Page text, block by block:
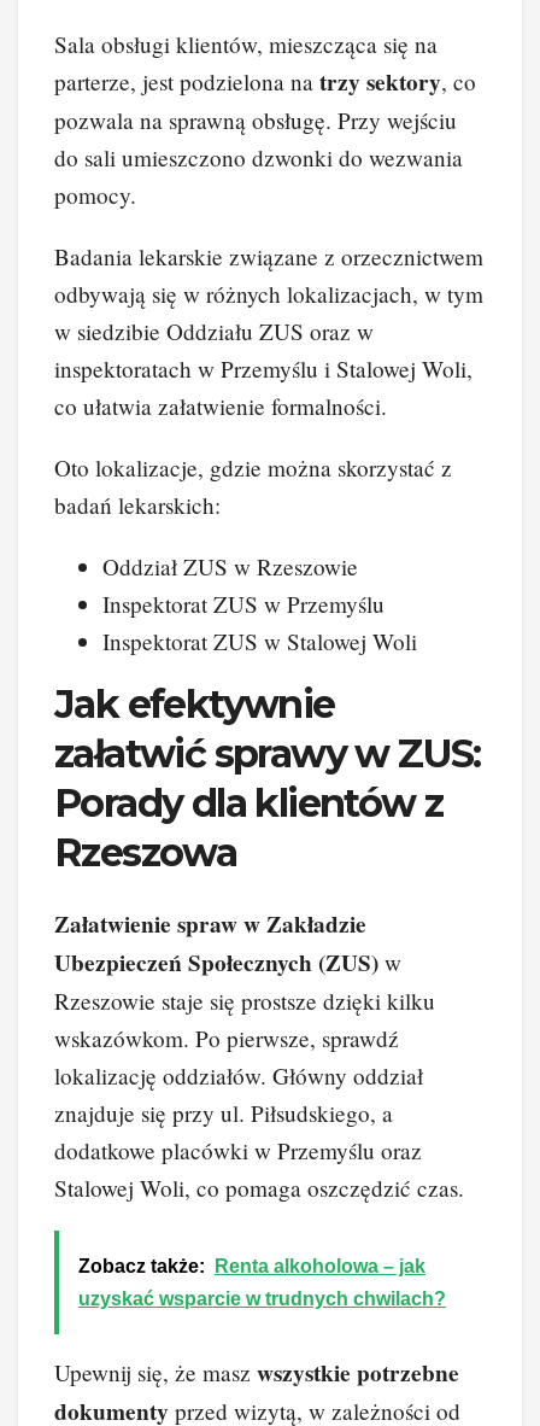
Sala obsługi klientów, mieszcząca się na
parterze, jest podzielona na trzy sektory, co
pozwala na sprawną obsługę. Przy wejściu
do sali umieszczono dzwonki do wezwania
pomocy.
Badania lekarskie związane z orzecznictwem
odbywają się w różnych lokalizacjach, w tym
w siedzibie Oddziału ZUS oraz w
inspektoratach w Przemyślu i Stalowej Woli,
co ułatwia załatwienie formalności.
Oto lokalizacje, gdzie można skorzystać z
badań lekarskich:
Oddział ZUS w Rzeszowie
Inspektorat ZUS w Przemyślu
Inspektorat ZUS w Stalowej Woli
Jak efektywnie
załatwić sprawy w ZUS:
Porady dla klientów z
Rzeszowa
Załatwienie spraw w Zakładzie
Ubezpieczeń Społecznych (ZUS) w
Rzeszowie staje się prostsze dzięki kilku
wskazówkom. Po pierwsze, sprawdź
lokalizację oddziałów. Główny oddział
znajduje się przy ul. Piłsudskiego, a
dodatkowe placówki w Przemyślu oraz
Stalowej Woli, co pomaga oszczędzić czas.
Zobacz także:
Renta alkoholowa – jak
uzyskać wsparcie w trudnych chwilach?
Upewnij się, że masz wszystkie potrzebne
dokumenty przed wizytą, w zależności od